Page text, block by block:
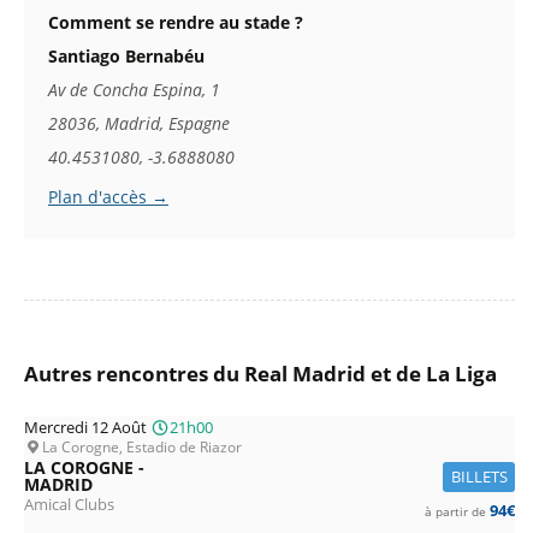
Comment se rendre au stade ?
Santiago Bernabéu
Av de Concha Espina, 1
28036, Madrid, Espagne
40.4531080, -3.6888080
Plan d'accès →
Autres rencontres du Real Madrid et de La Liga
Mercredi 12 Août 21h00
La Corogne, Estadio de Riazor
BILLETS
LA COROGNE -
MADRID
Amical Clubs à partir de 94€